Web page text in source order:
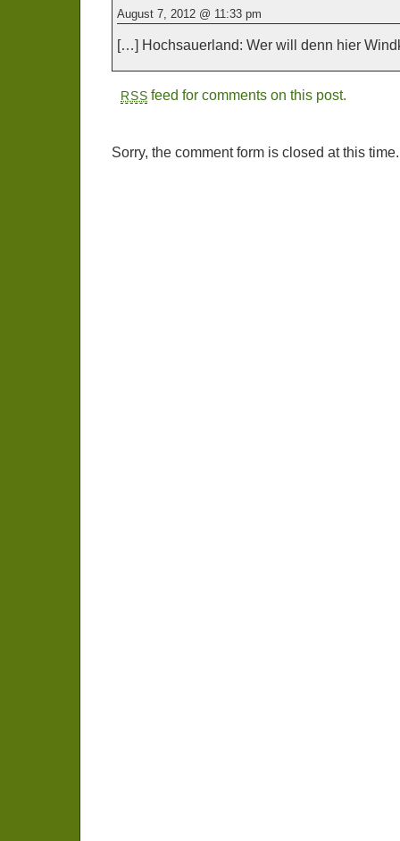
August 7, 2012 @ 11:33 pm
[…] Hochsauerland: Wer will denn hier
RSS feed for comments on this post.
Sorry, the comment form is closed at this time.